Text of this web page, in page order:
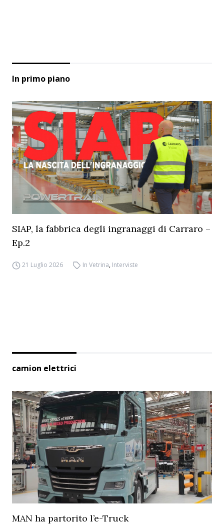
In primo piano
SIAP, la fabbrica degli ingranaggi di Carraro –
Ep.2
21 Luglio 2026 In Vetrina, Interviste
camion elettrici
MAN ha partorito l’e-Truck